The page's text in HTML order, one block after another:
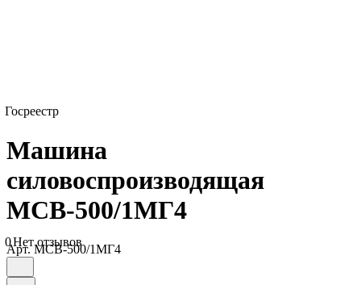
Госреестр
Машина
силовоспроизводящая
МСВ-500/1МГ4
0Нет отзывов
Арт.МСВ-500/1МГ4